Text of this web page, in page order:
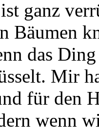
ganz
Bäumen
das
Mir
für den
wenn